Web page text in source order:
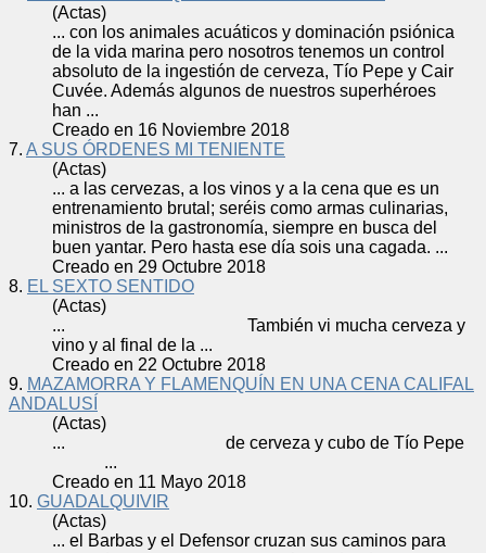
(Actas)
... con los animales acuáticos y dominación psiónica
de la vida marina pero nosotros tenemos un control
absoluto de la ingestión de cerveza, Tío Pepe y Cair
Cuvée. Además algunos de nuestros superhéroes
han ...
Creado en 16 Noviembre 2018
7. A SUS ÓRDENES MI TENIENTE
(Actas)
... a las cervezas, a los vinos y a la cena que es un
entrenamiento brutal; seréis como armas culinarias,
ministros de la gastronomía, siempre en busca del
buen yantar. Pero hasta ese día sois una cagada. ...
Creado en 29 Octubre 2018
8. EL SEXTO SENTIDO
(Actas)
... También vi mucha cerveza y
vino y al final de la ...
Creado en 22 Octubre 2018
9. MAZAMORRA Y FLAMENQUÍN EN UNA CENA CALIFAL
ANDALUSÍ
(Actas)
... de cerveza y cubo de Tío Pepe
...
Creado en 11 Mayo 2018
10. GUADALQUIVIR
(Actas)
... el Barbas y el Defensor cruzan sus caminos para